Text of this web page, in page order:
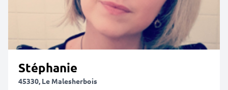
Stéphanie
45330, Le Malesherbois